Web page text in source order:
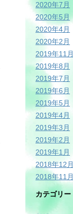
2020年7月
2020年5月
2020年4月
2020年2月
2019年11月
2019年8月
2019年7月
2019年6月
2019年5月
2019年4月
2019年3月
2019年2月
2019年1月
2018年12月
2018年11月
カテゴリー